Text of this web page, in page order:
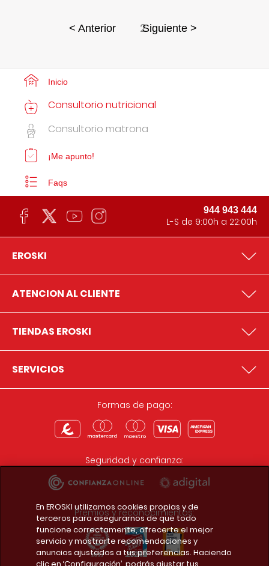
< Anterior 2Siguiente >
Inicio
Consultorio nutricional
Consultorio matrona
¡Me apunto!
Faqs
944 943 444
L-S de 9:00h a 22:00h
EROSKI
ATENCION AL CLIENTE
TIENDAS EROSKI
SERVICIOS
Formas de pago:
Seguridad y confianza:
Premios y reconocimientos:
En EROSKI utilizamos cookies propias y de
terceros para asegurarnos de que todo
funcione correctamente, ofrecerte el mejor
servicio y mostrarte recomendaciones y
anuncios ajustados a tus preferencias. Haciendo
clic en ‘Configuración’, podrás ajustar tus